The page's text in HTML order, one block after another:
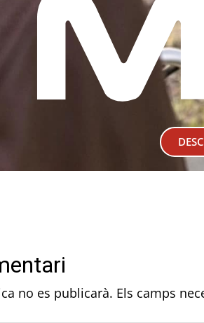
no es publicarà. Els camps